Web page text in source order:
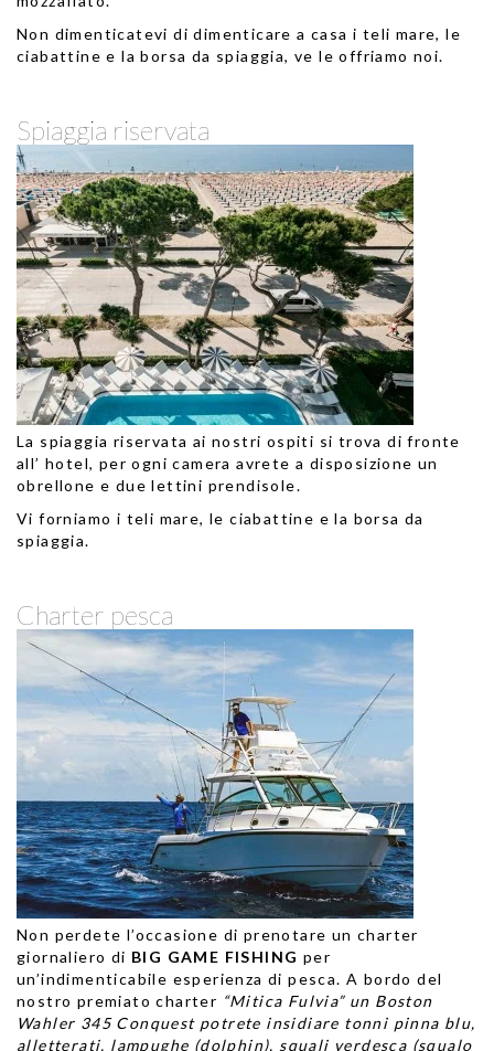
Non dimenticatevi di dimenticare a casa i teli mare, le
ciabattine e la borsa da spiaggia, ve le offriamo noi.
Spiaggia riservata
La spiaggia riservata ai nostri ospiti si trova di fronte
all’ hotel, per ogni camera avrete a disposizione un
obrellone e due lettini prendisole.
Vi forniamo i teli mare, le ciabattine e la borsa da
spiaggia.
Charter pesca
Non perdete l’occasione di prenotare un charter
giornaliero di BIG GAME FISHING per
un’indimenticabile esperienza di pesca. A bordo del
nostro premiato charter “Mitica Fulvia” un Boston
Wahler 345 Conquest potrete insidiare tonni pinna blu,
alletterati, lampughe (dolphin), squali verdesca (squalo